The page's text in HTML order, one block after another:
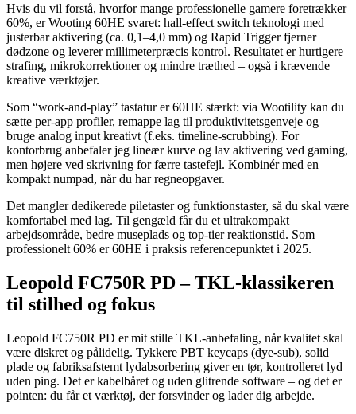
Hvis du vil forstå, hvorfor mange professionelle gamere foretrækker
60%, er Wooting 60HE svaret: hall‑effect switch teknologi med
justerbar aktivering (ca. 0,1–4,0 mm) og Rapid Trigger fjerner
dødzone og leverer millimeterpræcis kontrol. Resultatet er hurtigere
strafing, mikrokorrektioner og mindre træthed – også i krævende
kreative værktøjer.
Som “work‑and‑play” tastatur er 60HE stærkt: via Wootility kan du
sætte per‑app profiler, remappe lag til produktivitetsgenveje og
bruge analog input kreativt (f.eks. timeline-scrubbing). For
kontorbrug anbefaler jeg lineær kurve og lav aktivering ved gaming,
men højere ved skrivning for færre tastefejl. Kombinér med en
kompakt numpad, når du har regneopgaver.
Det mangler dedikerede piletaster og funktionstaster, så du skal være
komfortabel med lag. Til gengæld får du et ultrakompakt
arbejdsområde, bedre museplads og top-tier reaktionstid. Som
professionelt 60% er 60HE i praksis referencepunktet i 2025.
Leopold FC750R PD – TKL‑klassikeren
til stilhed og fokus
Leopold FC750R PD er mit stille TKL‑anbefaling, når kvalitet skal
være diskret og pålidelig. Tykkere PBT keycaps (dye‑sub), solid
plade og fabriksafstemt lydabsorbering giver en tør, kontrolleret lyd
uden ping. Det er kabelbåret og uden glitrende software – og det er
pointen: du får et værktøj, der forsvinder og lader dig arbejde.